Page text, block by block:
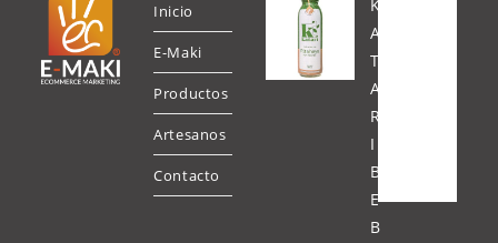
Inicio
E-Maki
Productos
Artesanos
Contacto
K
A
T
A
R
I
B
E
B